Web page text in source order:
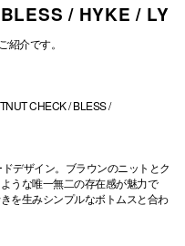
/ HYKE / LY
紹介です。
CHECK / BLESS /
デザイン。ブラウンのニットとク
うな唯一無二の存在感が魅力で
を生みシンプルなボトムスと合わ